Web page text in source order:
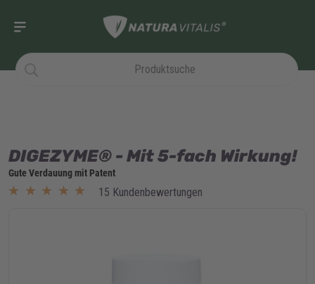
DIGEZYME® - Mit 5-fach Wirkung!
Gute Verdauung mit Patent
★★★★★
★★★★★ 15 Kundenbewertungen